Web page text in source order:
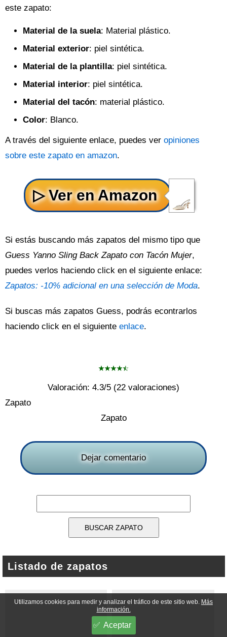
este zapato:
Material de la suela: Material plástico.
Material exterior: piel sintética.
Material de la plantilla: piel sintética.
Material interior: piel sintética.
Material del tacón: material plástico.
Color: Blanco.
A través del siguiente enlace, puedes ver opiniones
sobre este zapato en amazon.
Si estás buscando más zapatos del mismo tipo que
Guess Yanno Sling Back Zapato con Tacón Mujer,
puedes verlos haciendo click en el siguiente enlace:
Zapatos: -10% adicional en una selección de Moda.
Si buscas más zapatos Guess, podrás econtrarlos
haciendo click en el siguiente enlace.
Valoración: 4.3/5 (22 valoraciones)
Zapato
Zapato
Dejar comentario
Listado de zapatos
Utilizamos cookies para medir y analizar el tráfico de este sitio web. Más
información.
Aceptar